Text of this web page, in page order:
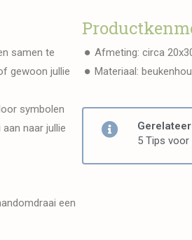
samen te
gewoon jullie
symbolen
naar jullie
een
Afmeting: circa
Materiaal:
5 Tips voor